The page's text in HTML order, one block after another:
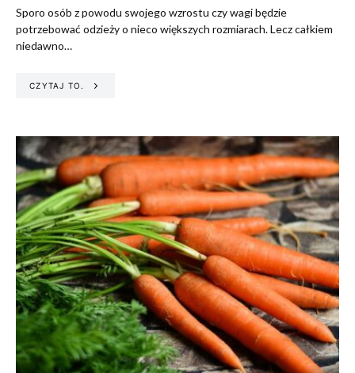
Sporo osób z powodu swojego wzrostu czy wagi będzie
potrzebować odzieży o nieco większych rozmiarach. Lecz całkiem
niedawno…
CZYTAJ TO.